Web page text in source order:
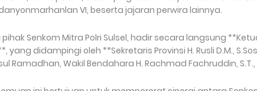
VI, beserta jajaran perwira lainnya.
pihak Senkom Mitra Polri Sulsel, hadir secara langsung
yang didampingi oleh **Sekretaris Provinsi H. Rusli D.M.,
Ramadhan, Wakil Bendahara H. Rachmad Fachruddin,